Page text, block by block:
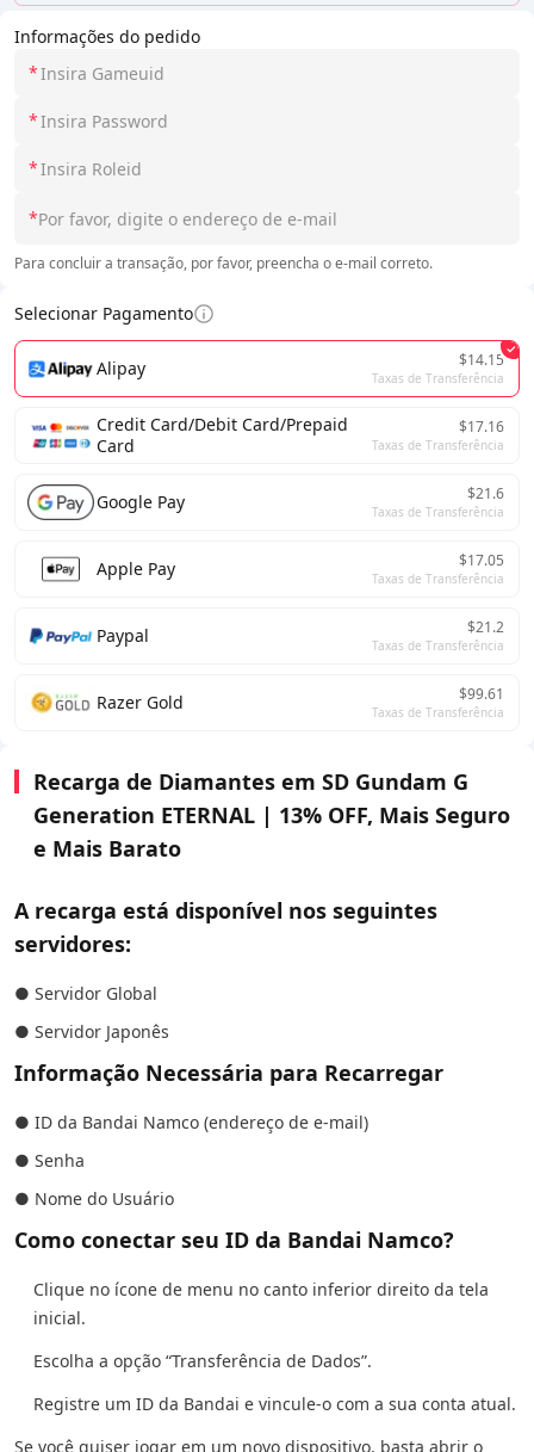
Informações do pedido
*
*
*
*
Para concluir a transação, por favor, preencha o e-mail correto.
Selecionar Pagamento
Alipay $14.15
Taxas de Transferência
Credit Card/Debit Card/Prepaid
Card
$17.16
Taxas de Transferência
Google Pay $21.6
Taxas de Transferência
Apple Pay $17.05
Taxas de Transferência
Paypal $21.2
Taxas de Transferência
Razer Gold $99.61
Taxas de Transferência
Recarga de Diamantes em SD Gundam G
Generation ETERNAL | 13% OFF, Mais Seguro
e Mais Barato
A recarga está disponível nos seguintes
servidores:
● Servidor Global
● Servidor Japonês
Informação Necessária para Recarregar
● ID da Bandai Namco (endereço de e-mail)
● Senha
● Nome do Usuário
Como conectar seu ID da Bandai Namco?
Clique no ícone de menu no canto inferior direito da tela
inicial.
Escolha a opção “Transferência de Dados”.
Registre um ID da Bandai e vincule-o com a sua conta atual.
Se você quiser jogar em um novo dispositivo, basta abrir o